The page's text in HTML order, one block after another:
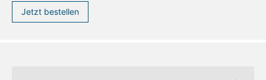
Jetzt bestellen